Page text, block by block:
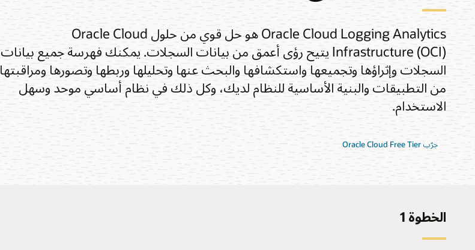
Oracle Cloud Logging Analytics هو حل قوي من حلول Oracle Cloud
Infrastructure (OCI) يتيح رؤى أعمق من بيانات السجلات. يمكنك فهرسة جميع بيانات
السجلات وإثراؤها وتجميعها واستكشافها والبحث عنها وتحليلها وربطها وتصورها ومراقبتها
من التطبيقات والبنية الأساسية للنظام لديك، وكل ذلك في نظام أساسي موحد وسهل
الاستخدام.
جرّب Oracle Cloud Free Tier
الخطوة 1